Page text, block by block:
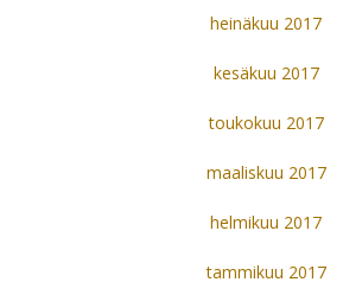
heinäkuu 2017
kesäkuu 2017
toukokuu 2017
maaliskuu 2017
helmikuu 2017
tammikuu 2017